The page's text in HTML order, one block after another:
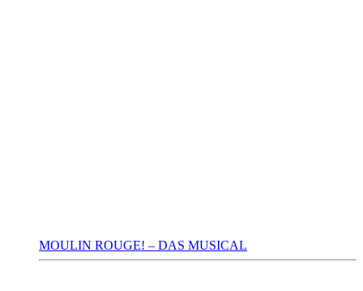
MOULIN ROUGE! – DAS MUSICAL